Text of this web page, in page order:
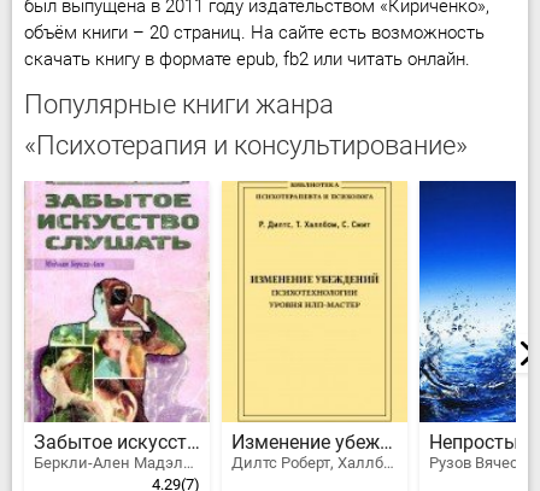
был выпущена в 2011 году издательством «Кириченко»,
объём книги – 20 страниц. На сайте есть возможность
скачать книгу в формате epub, fb2 или читать онлайн.
Популярные книги жанра
«Психотерапия и консультирование»
Забытое искусство слушать
Беркли-Ален Мадэлин
4.29(7)
Изменение убеждений. Психотехнологии уровня НЛП-Мастер
Дилтс Роберт, Халлбом Тим, Смит Сьюза